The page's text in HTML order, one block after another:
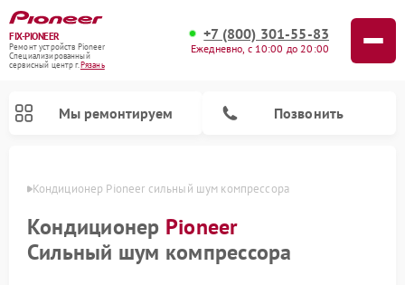
FIX-PIONEER
Ремонт устройств Pioneer
Специализированный
cервисный центр г.Рязань
+7 (800) 301-55-83
Ежедневно, с 10:00 до 20:00
Мы ремонтируем Позвонить
Кондиционер Pioneer сильный шум компрессора
Кондиционер Pioneer
Сильный шум компрессора